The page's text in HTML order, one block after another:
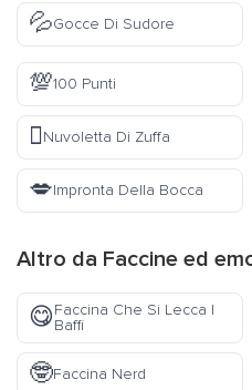
💦Gocce Di Sudore
💯100 Punti
🫯Nuvoletta Di Zuffa
💋Impronta Della Bocca
Altro da Faccine ed
😋Faccina Che Si Lecca I
Baffi
🤓Faccina Nerd